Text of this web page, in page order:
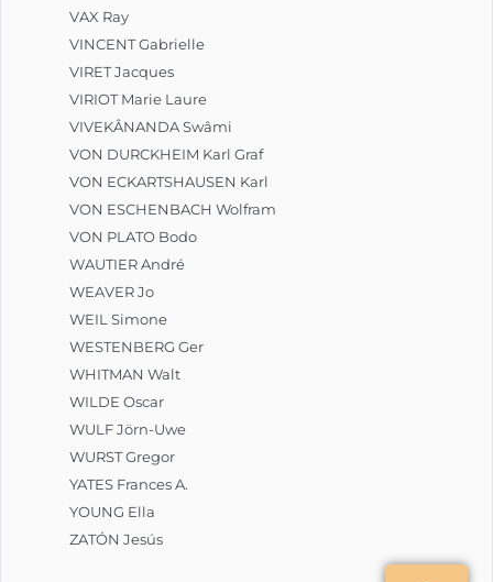
VAX Ray
VINCENT Gabrielle
VIRET Jacques
VIRIOT Marie Laure
VIVEKÂNANDA Swâmi
VON DURCKHEIM Karl Graf
VON ECKARTSHAUSEN Karl
VON ESCHENBACH Wolfram
VON PLATO Bodo
WAUTIER André
WEAVER Jo
WEIL Simone
WESTENBERG Ger
WHITMAN Walt
WILDE Oscar
WULF Jörn-Uwe
WURST Gregor
YATES Frances A.
YOUNG Ella
ZATÓN Jesús